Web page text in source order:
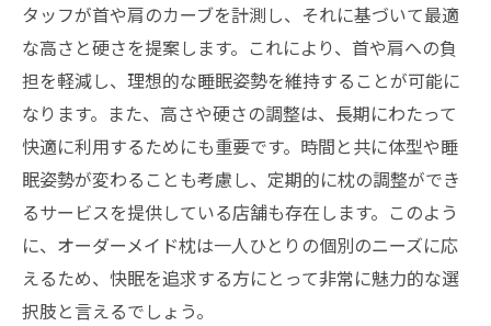
オーダーメイド枕で改善する睡眠の質とそ
の理由
千葉県の店舗での体験がオーダーメイド枕
選びに役立つ理由
オーダーメイド枕購入後のアフターケアと
サポート
タッフが首や肩のカーブを計測し、それに基づいて最適
な高さと硬さを提案します。これにより、首や肩への負
担を軽減し、理想的な睡眠姿勢を維持することが可能に
なります。また、高さや硬さの調整は、長期にわたって
快適に利用するためにも重要です。時間と共に体型や睡
眠姿勢が変わることも考慮し、定期的に枕の調整ができ
るサービスを提供している店舗も存在します。このよう
に、オーダーメイド枕は一人ひとりの個別のニーズに応
えるため、快眠を追求する方にとって非常に魅力的な選
択肢と言えるでしょう。